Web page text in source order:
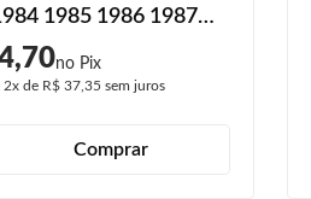
1985 1986 1987
Preto
2xde R$ 37,35 sem juros
Comprar